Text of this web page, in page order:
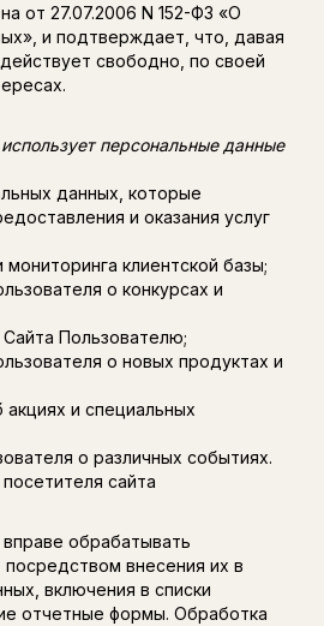
от 27.07.2006 N 152-ФЗ «О
и подтверждает, что, давая
свободно, по своей
персональные данные
данных, которые
и оказания услуг
мониторинга клиентской базы;
о конкурсах и
Пользователю;
о новых продуктах и
и специальных
о различных событиях.
сайта
обрабатывать
внесения их в
включения в списки
отчетные формы. Обработка